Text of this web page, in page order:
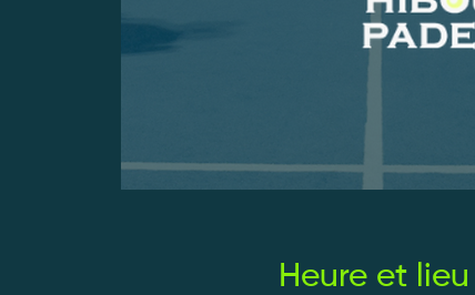
Heure et lieu